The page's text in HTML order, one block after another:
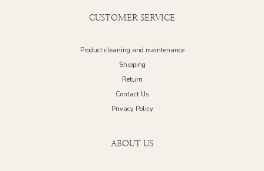
CUSTOMER SERVICE
Product cleaning and maintenance
Shipping
Return
Contact Us
Privacy Policy
ABOUT US